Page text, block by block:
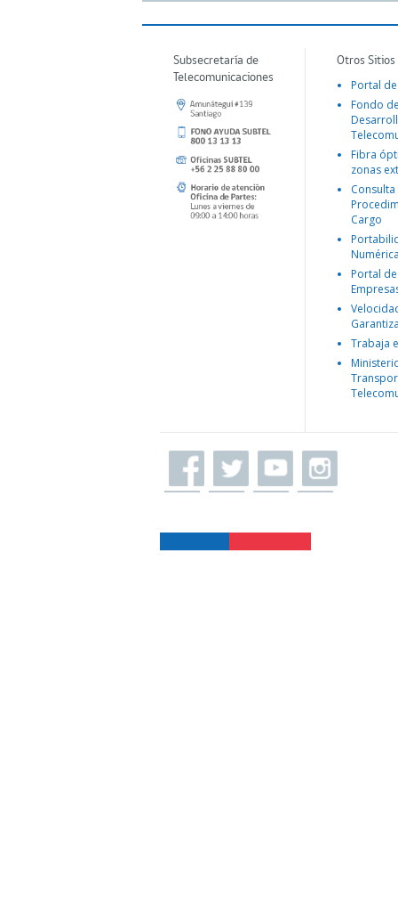
Subsecretaría de
Telecomunicaciones
Otros
Portal
Fondo
Fibra
zonas
Consulta
Cargo
Portal
Trabaja